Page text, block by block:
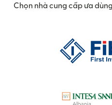
Chọn nhà cung cấp ưa